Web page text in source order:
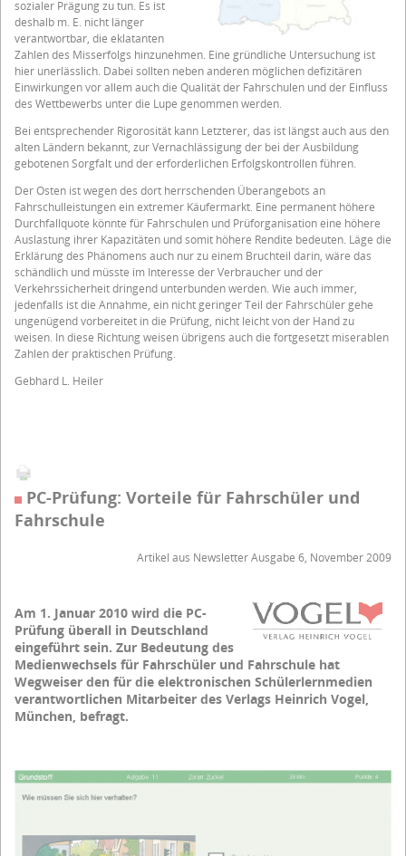
sozialer Prägung zu tun. Es ist
deshalb m. E. nicht länger
verantwortbar, die eklatanten
Zahlen des Misserfolgs hinzunehmen. Eine gründliche Untersuchung ist
hier unerlässlich. Dabei sollten neben anderen möglichen defizitären
Einwirkungen vor allem auch die Qualität der Fahrschulen und der Einfluss
des Wettbewerbs unter die Lupe genommen werden.
Bei entsprechender Rigorosität kann Letzterer, das ist längst auch aus den
alten Ländern bekannt, zur Vernachlässigung der bei der Ausbildung
gebotenen Sorgfalt und der erforderlichen Erfolgskontrollen führen.
Der Osten ist wegen des dort herrschenden Überangebots an
Fahrschulleistungen ein extremer Käufermarkt. Eine permanent höhere
Durchfallquote könnte für Fahrschulen und Prüforganisation eine höhere
Auslastung ihrer Kapazitäten und somit höhere Rendite bedeuten. Läge die
Erklärung des Phänomens auch nur zu einem Bruchteil darin, wäre das
schändlich und müsste im Interesse der Verbraucher und der
Verkehrssicherheit dringend unterbunden werden. Wie auch immer,
jedenfalls ist die Annahme, ein nicht geringer Teil der Fahrschüler gehe
ungenügend vorbereitet in die Prüfung, nicht leicht von der Hand zu
weisen. In diese Richtung weisen übrigens auch die fortgesetzt miserablen
Zahlen der praktischen Prüfung.
Gebhard L. Heiler
PC-Prüfung: Vorteile für Fahrschüler und
Fahrschule
Artikel aus Newsletter Ausgabe 6, November 2009
Am 1. Januar 2010 wird die PC-
Prüfung überall in Deutschland
eingeführt sein. Zur Bedeutung des
Medienwechsels für Fahrschüler und Fahrschule hat
Wegweiser den für die elektronischen Schülerlernmedien
verantwortlichen Mitarbeiter des Verlags Heinrich Vogel,
München, befragt.